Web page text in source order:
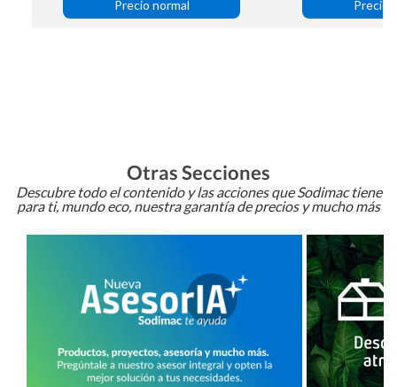
Otras Secciones
Descubre todo el contenido y las acciones que Sodimac tiene
para ti, mundo eco, nuestra garantía de precios y mucho más